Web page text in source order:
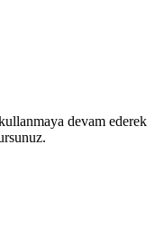
devam ederek